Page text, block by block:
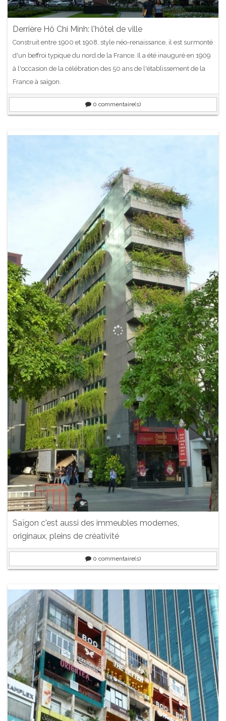
Derrière Hô Chi Minh: l'hôtel de ville
Construit entre 1900 et 1908, style néo-renaissance, il est surmonté
d'un beffroi typique du nord de la France. Il a été inauguré en 1909
à l'occasion de la célébration des 50 ans de l'établissement de la
France à saïgon.
0 commentaire(s)
Saïgon c'est aussi des immeubles modernes,
originaux, pleins de créativité
0 commentaire(s)